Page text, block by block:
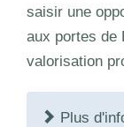
saisir une
aux portes de
valorisation
Plus